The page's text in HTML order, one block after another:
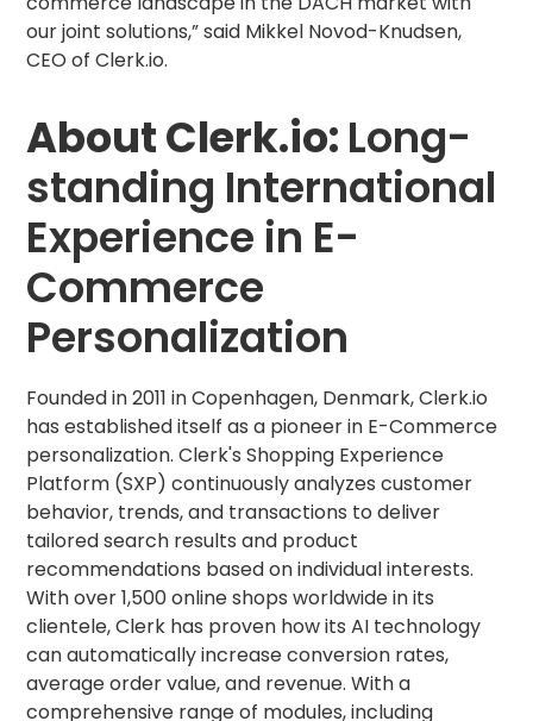
our joint solutions,” said Mikkel Novod-Knudsen,
CEO of Clerk.io.
About Clerk.io: Long-
standing International
Experience in E-
Commerce
Personalization
Founded in 2011 in Copenhagen, Denmark, Clerk.io
has established itself as a pioneer in E-Commerce
personalization. Clerk's Shopping Experience
Platform (SXP) continuously analyzes customer
behavior, trends, and transactions to deliver
tailored search results and product
recommendations based on individual interests.
With over 1,500 online shops worldwide in its
clientele, Clerk has proven how its AI technology
can automatically increase conversion rates,
average order value, and revenue. With a
comprehensive range of modules, including